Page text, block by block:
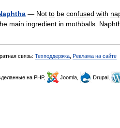
— Not to be confused with
main ingredient in mothballs
связь: Техподдержка Реклама на сайте
сделанные на PHP, Joomla, Drupal,